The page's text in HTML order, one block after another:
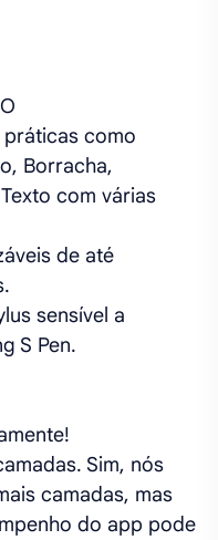
práticas como
Borracha,
com várias
de até
sensível a
S Pen.
Sim, nós
camadas, mas
do app pode